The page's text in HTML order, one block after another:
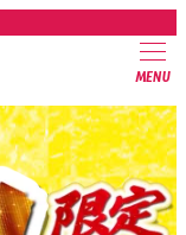
MENU